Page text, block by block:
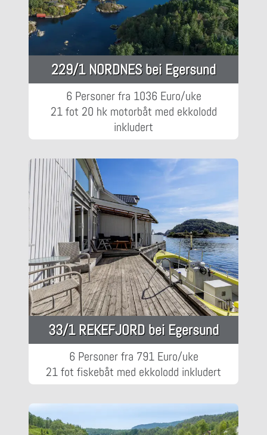
229/1 NORDNES bei Egersund
6 Personer fra 1036 Euro/uke
21 fot 20 hk motorbåt med ekkolodd
inkludert
33/1 REKEFJORD bei Egersund
6 Personer fra 791 Euro/uke
21 fot fiskebåt med ekkolodd inkludert